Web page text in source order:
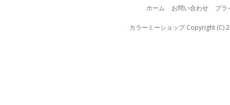
ホーム お問い合わせ プラ
カラーミーショップCopyright (C)